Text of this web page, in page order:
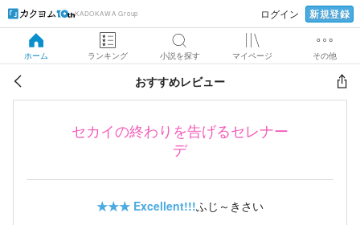
KADOKAWA Group ログイン 新規登録
ホーム ランキング 小説を探す マイページ その他
おすすめレビュー
セカイの終わりを告げるセレナー
デ
★★★ Excellent!!!ふじ～きさい